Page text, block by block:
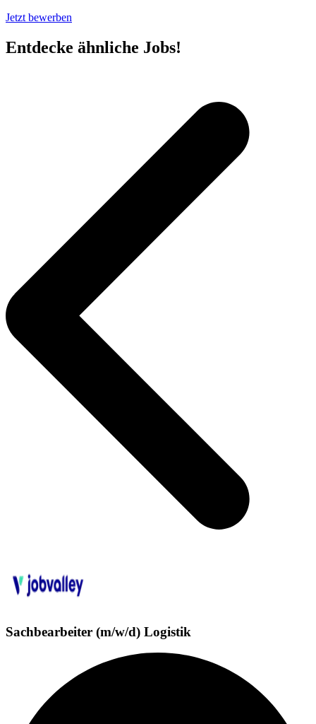
Jetzt bewerben
Entdecke ähnliche Jobs!
Sachbearbeiter (m/w/d) Logistik